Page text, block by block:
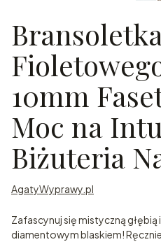
10mm
Moc na
Biżuteria
AgatyWyprawy.pl
Zafascynuj się mistyczną głębią
diamentowym blaskiem!